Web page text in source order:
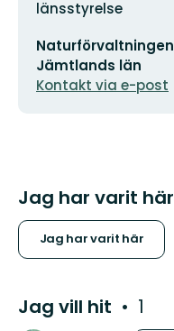
länsstyrelse
postadress
Naturförvaltningen
Jämtlands län
Kontakt via e-post
Jag har varit här
Jag har varit här
Jag vill hit 1